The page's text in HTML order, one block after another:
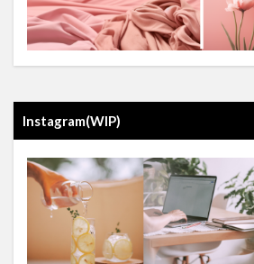
Instagram(WIP)